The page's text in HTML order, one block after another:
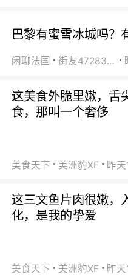
巴黎有蜜雪冰城吗？
闲聊法国 街友472838572
这美食外脆里嫩，舌
食，那叫一个奢侈
美食天下 美洲豹XF 昨
这三文鱼片肉很嫩，
化，是我的挚爱
美食天下 美洲豹XF 昨天